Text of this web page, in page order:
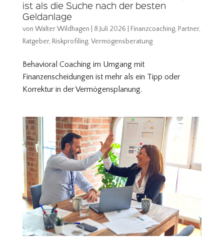
ist als die Suche nach der besten
Geldanlage
von Walter Wildhagen 8.Juli 2026 Finanzcoaching, Partner,
Ratgeber, Riskprofiling, Vermögensberatung
Behavioral Coaching im Umgang mit
Finanzenscheidungen ist mehr als ein Tipp oder
Korrektur in der Vermögensplanung.